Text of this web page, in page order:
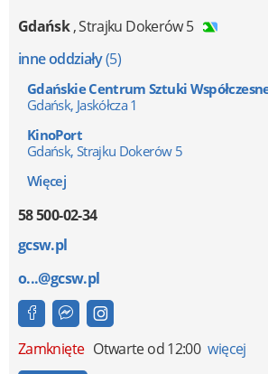
Gdańsk ,Strajku Dokerów 5
inne oddziały(5)
Gdańskie Centrum Sztuki
Gdańsk, Jaskółcza 1
KinoPort
Gdańsk, Strajku Dokerów 5
Więcej
58 500-02-34
gcsw.pl
o...@gcsw.pl
Zamknięte Otwarte od 12:00 więcej